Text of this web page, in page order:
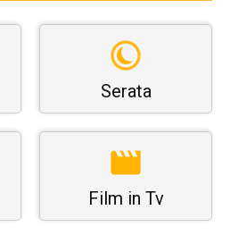
Serata
Film in Tv